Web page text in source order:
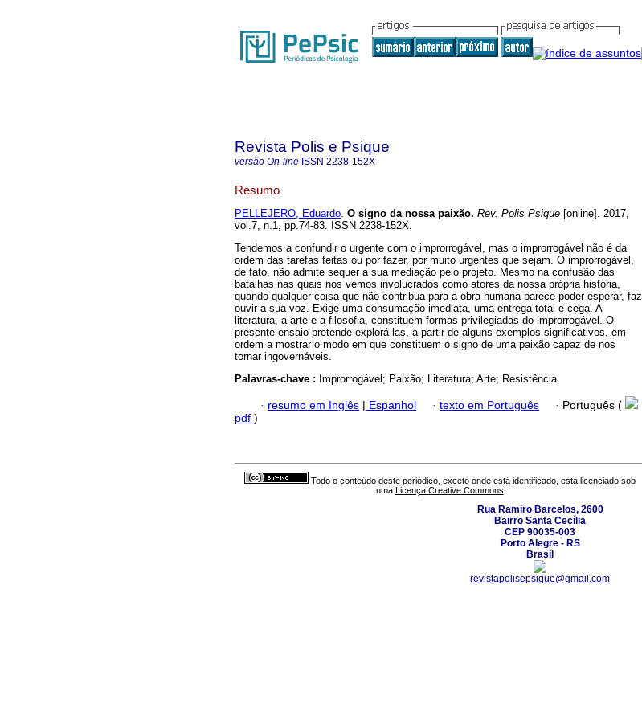
Revista Polis e Psique
versão On-line ISSN 2238-152X
Resumo
PELLEJERO, Eduardo. O signo da nossa paixão. Rev. Polis Psique [online]. 2017,
vol.7, n.1, pp.74-83. ISSN 2238-152X.
Tendemos a confundir o urgente com o improrrogável, mas o improrrogável não é da
ordem das tarefas feitas ou por fazer, por muito urgentes que sejam. O improrrogável,
de fato, não admite sequer a sua mediação pelo projeto. Mesmo na confusão das
batalhas nas quais nos vemos involucrados como atores da nossa própria história,
quando qualquer coisa que não contribua para a obra humana parece poder esperar, faz
ouvir a sua voz. Exige uma consumação imediata, uma entrega total e cega. A
literatura, a arte e a filosofia, constituem formas privilegiadas do improrrogável. O
presente ensaio pretende explorá-las, a partir de alguns exemplos significativos, em
ordem a mostrar o modo em que constituem o signo de uma paixão capaz de nos
tornar ingovernáveis.
Palavras-chave : Improrrogável; Paixão; Literatura; Arte; Resistência.
· resumo em Inglês | Espanhol · texto em Português · Português (
pdf )
Todo o conteúdo deste periódico, exceto onde está identificado, está licenciado sob
uma Licença Creative Commons
Rua Ramiro Barcelos, 2600
Bairro Santa Cecília
CEP 90035-003
Porto Alegre - RS
Brasil
revistapolisepsique@gmail.com